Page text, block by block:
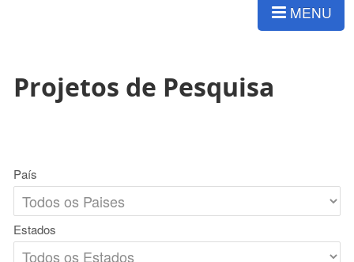
MENU
Projetos de Pesquisa
País
Estados